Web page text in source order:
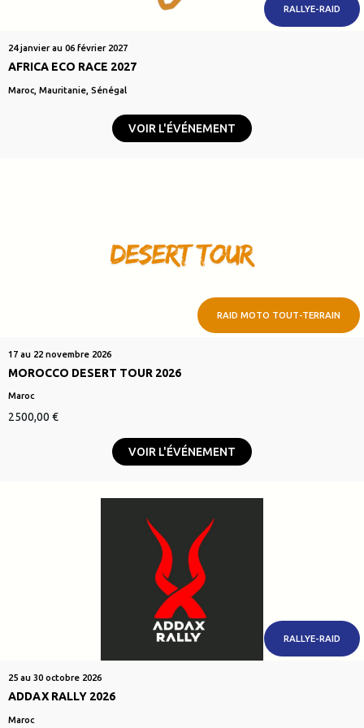
RALLYE-RAID
24 janvier au 06 février 2027
AFRICA ECO RACE 2027
Maroc, Mauritanie, Sénégal
VOIR L'ÉVÉNEMENT
RAID MOTO TOUT-TERRAIN
17 au 22 novembre 2026
MOROCCO DESERT TOUR 2026
Maroc
Le
2500,00 €Le
VOIR L'ÉVÉNEMENT
RALLYE-RAID
25 au 30 octobre 2026
ADDAX RALLY 2026
Maroc